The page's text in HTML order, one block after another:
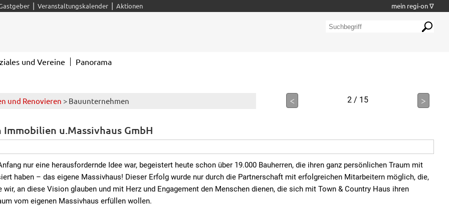
und Renovieren > Bauunternehmen < 2 / 15 >
Immobilien u.Massivhaus GmbH
nur eine herausfordernde Idee war, begeistert heute schon über 19.000 Bauherren, die ihren ganz persönlichen Traum mit
haben – das eigene Massivhaus! Dieser Erfolg wurde nur durch die Partnerschaft mit erfolgreichen Mitarbeitern möglich, die,
wir, an diese Vision glauben und mit Herz und Engagement den Menschen dienen, die sich mit Town & Country Haus ihren
vom eigenen Massivhaus erfüllen wollen.
| Veranstaltungskalender | Aktionen mein regi-on ∇
und Vereine Panorama